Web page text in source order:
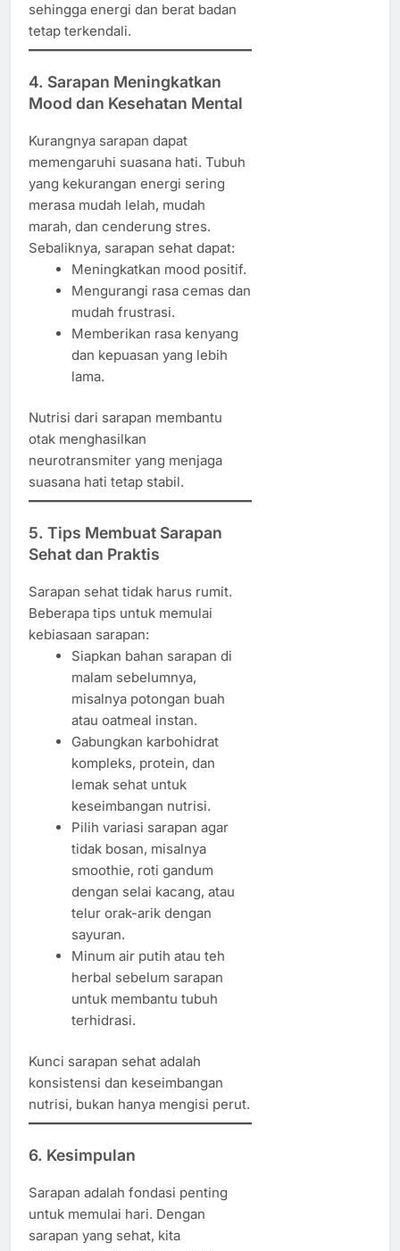
sehingga energi dan berat badan
tetap terkendali.
4. Sarapan Meningkatkan
Mood dan Kesehatan Mental
Kurangnya sarapan dapat
memengaruhi suasana hati. Tubuh
yang kekurangan energi sering
merasa mudah lelah, mudah
marah, dan cenderung stres.
Sebaliknya, sarapan sehat dapat:
Meningkatkan mood positif.
Mengurangi rasa cemas dan
mudah frustrasi.
Memberikan rasa kenyang
dan kepuasan yang lebih
lama.
Nutrisi dari sarapan membantu
otak menghasilkan
neurotransmiter yang menjaga
suasana hati tetap stabil.
5. Tips Membuat Sarapan
Sehat dan Praktis
Sarapan sehat tidak harus rumit.
Beberapa tips untuk memulai
kebiasaan sarapan:
Siapkan bahan sarapan di
malam sebelumnya,
misalnya potongan buah
atau oatmeal instan.
Gabungkan karbohidrat
kompleks, protein, dan
lemak sehat untuk
keseimbangan nutrisi.
Pilih variasi sarapan agar
tidak bosan, misalnya
smoothie, roti gandum
dengan selai kacang, atau
telur orak-arik dengan
sayuran.
Minum air putih atau teh
herbal sebelum sarapan
untuk membantu tubuh
terhidrasi.
Kunci sarapan sehat adalah
konsistensi dan keseimbangan
nutrisi, bukan hanya mengisi perut.
6. Kesimpulan
Sarapan adalah fondasi penting
untuk memulai hari. Dengan
sarapan yang sehat, kita